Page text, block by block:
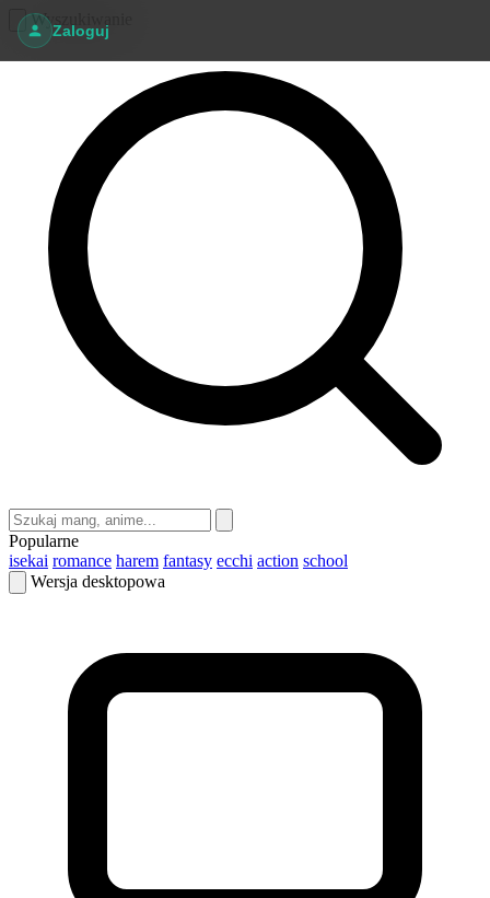
Zaloguj
Wyszukiwanie
Popularne
isekai romance harem fantasy ecchi action school
Wersja desktopowa